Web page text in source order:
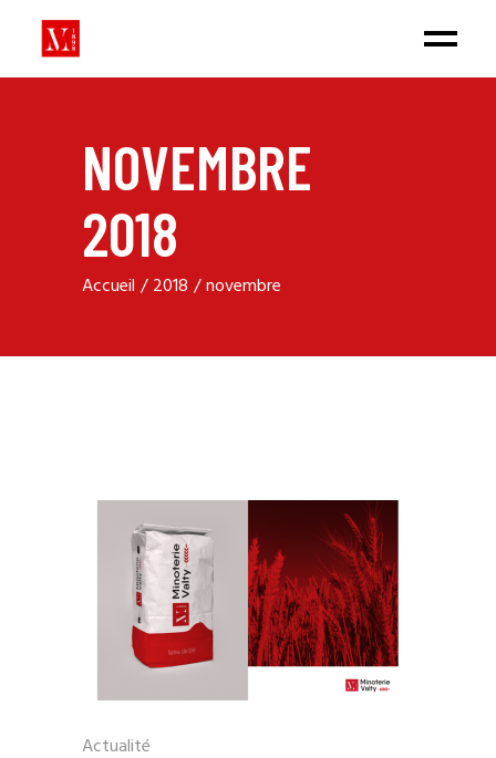
NOVEMBRE
2018
Accueil 2018 novembre
Actualité